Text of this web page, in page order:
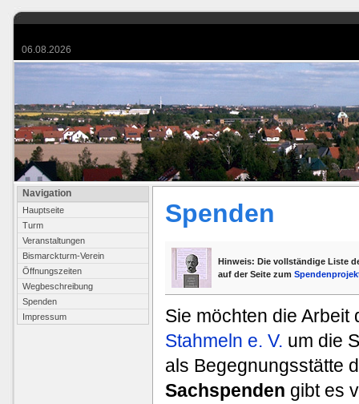
06.08.2026
Navigation
Hauptseite
Turm
Veranstaltungen
Bismarckturm-Verein
Öffnungszeiten
Wegbeschreibung
Spenden
Impressum
Spenden
Hinweis: Die vollständige Liste
auf der Seite zum
Sie möchten die Arbeit
Stahmeln e. V. um die
als Begegnungsstätte
Sachspenden gibt es